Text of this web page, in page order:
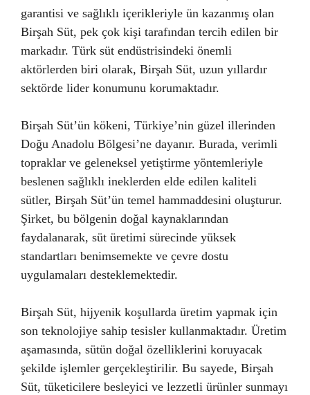
garantisi ve sağlıklı içerikleriyle ün kazanmış olan
Birşah Süt, pek çok kişi tarafından tercih edilen bir
markadır. Türk süt endüstrisindeki önemli
aktörlerden biri olarak, Birşah Süt, uzun yıllardır
sektörde lider konumunu korumaktadır.
Birşah Süt’ün kökeni, Türkiye’nin güzel illerinden
Doğu Anadolu Bölgesi’ne dayanır. Burada, verimli
topraklar ve geleneksel yetiştirme yöntemleriyle
beslenen sağlıklı ineklerden elde edilen kaliteli
sütler, Birşah Süt’ün temel hammaddesini oluşturur.
Şirket, bu bölgenin doğal kaynaklarından
faydalanarak, süt üretimi sürecinde yüksek
standartları benimsemekte ve çevre dostu
uygulamaları desteklemektedir.
Birşah Süt, hijyenik koşullarda üretim yapmak için
son teknolojiye sahip tesisler kullanmaktadır. Üretim
aşamasında, sütün doğal özelliklerini koruyacak
şekilde işlemler gerçekleştirilir. Bu sayede, Birşah
Süt, tüketicilere besleyici ve lezzetli ürünler sunmayı